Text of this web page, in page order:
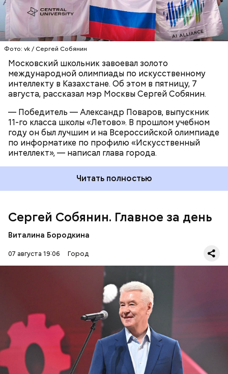
Фото: vk / Сергей Собянин
Московский школьник завоевал золото
международной олимпиады по искусственному
интеллекту в Казахстане. Об этом в пятницу, 7
августа, рассказал мэр Москвы Сергей Собянин.
— Победитель — Александр Поваров, выпускник
11-го класса школы «Летово». В прошлом учебном
году он был лучшим и на Всероссийской олимпиаде
по информатике по профилю «Искусственный
интеллект», — написал глава города.
Читать полностью
Сергей Собянин. Главное за день
Виталина Бородкина
07 августа 19:06 Город
Год назад в музее-заповеднике «Коломенское»
открылась обновленнаяЦарская набережная
это время она стала популярным местом отдыха —
здесь уже побывали больше восьми миллионов
посетителей. В этом году проходит третий этап
благоустройства: планируется привести в порядок
городошную и воркаут-площадки, детскую
Строительство школ и детских садов
того, сейчас специалисты проводят комплексную
реконструкцию Центрального Московского
ипподрома на Беговой улице.
СТРОИТЕЛЬСТВО
МОСКВА
СЕРГЕЙ СОБЯНИН
ДЕТСКИЕ САДЫ
ДОРОГИ